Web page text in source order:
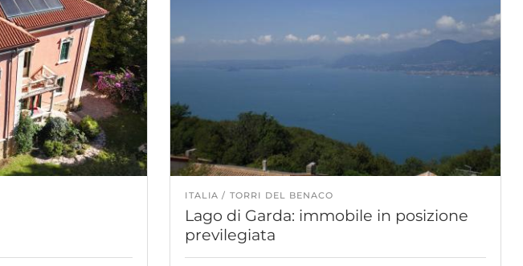
ITALIA TORRI DEL BENACO
Lago di Garda: immobile in posizione
previlegiata